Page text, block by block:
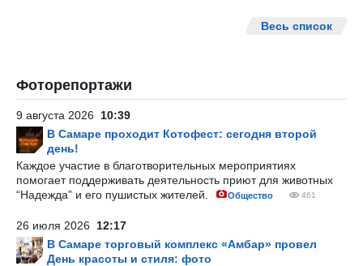
Весь список
Фоторепортажи
9 августа 2026 10:39
В Самаре проходит Котофест: сегодня второй
день!
Каждое участие в благотворительных мероприятиях
помогает поддерживать деятельность приют для животных
“Надежда” и его пушистых жителей.
Общество 461
26 июля 2026 12:17
В Самаре торговый комплекс «Амбар» провел
День красоты и стиля: фото